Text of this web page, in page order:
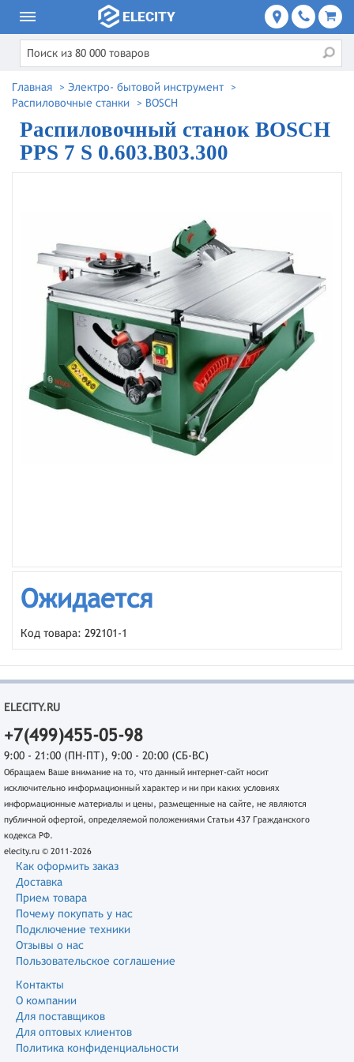
Главная > Электро- бытовой инструмент
>
Распиловочные станки
> BOSCH
Распиловочный станок BOSCH
PPS 7 S 0.603.B03.300
Ожидается
Код товара: 292101-1
ELECITY.RU
+7(499)455-05-98
9:00 - 21:00 (ПН-ПТ), 9:00 - 20:00 (СБ-ВС)
Обращаем Ваше внимание на то, что данный интернет-сайт носит
исключительно информационный характер и ни при каких условиях
информационные материалы и цены, размещенные на сайте, не являются
публичной офертой, определяемой положениями Статьи 437 Гражданского
кодекса РФ.
elecity.ru © 2011-2026
Как оформить заказ
Доставка
Прием товара
Почему покупать у нас
Подключение техники
Отзывы о нас
Пользовательское соглашение
Контакты
О компании
Для поставщиков
Для оптовых клиентов
Политика конфиденциальности